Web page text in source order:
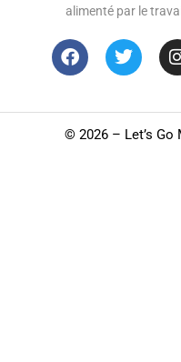
alimenté par le
© 2026 – Let’s